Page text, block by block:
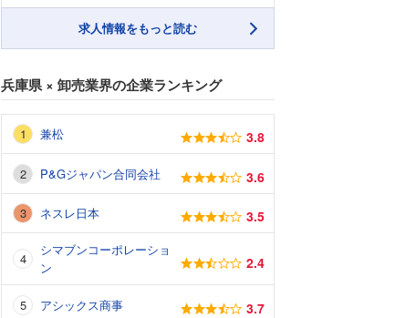
求人情報をもっと読む
兵庫県× 卸売業界の企業ランキング
兼松 3.8
P&Gジャパン合同会社 3.6
ネスレ日本 3.5
シマブンコーポレーショ
ン
2.4
アシックス商事 3.7